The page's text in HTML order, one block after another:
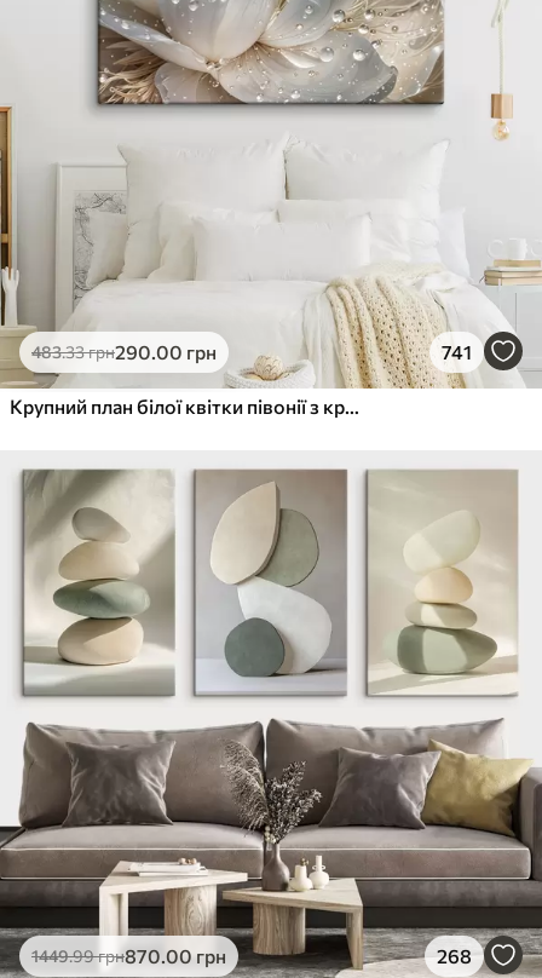
483.33грн290.00 грн 741
Крупний план білої квітки півонії з крапельками води на пелюстках на розмитому фоні
1449.99грн870.00 грн 268